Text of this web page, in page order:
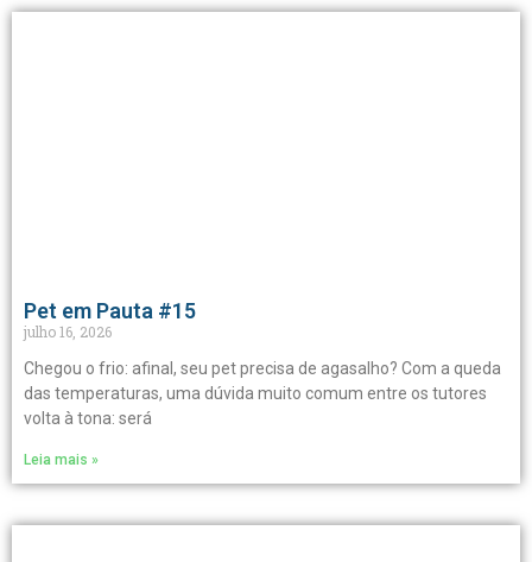
Pet em Pauta #15
julho 16, 2026
Chegou o frio: afinal, seu pet precisa de agasalho? Com a queda
das temperaturas, uma dúvida muito comum entre os tutores
volta à tona: será
Leia mais »